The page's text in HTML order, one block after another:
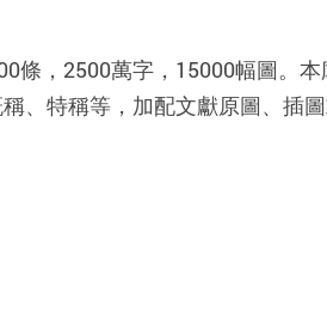
條，2500萬字，15000幅圖。
、特稱等，加配文獻原圖、插